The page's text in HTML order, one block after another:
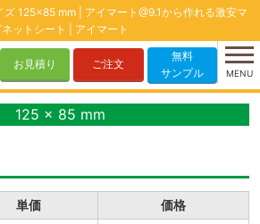
125×85 mm | アイマート@9.1から作れる激安マ
ネットシート | アイマート
お見積り ご注文
無料
サンプル
MENU
125 x 85 mm
単価 価格